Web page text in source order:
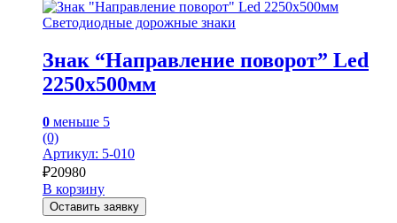
Светодиодные дорожные знаки
Знак “Направление поворот” Led
2250х500мм
0 меньше 5
(0)
Артикул: 5-010
₽20980
В корзину
Оставить заявку